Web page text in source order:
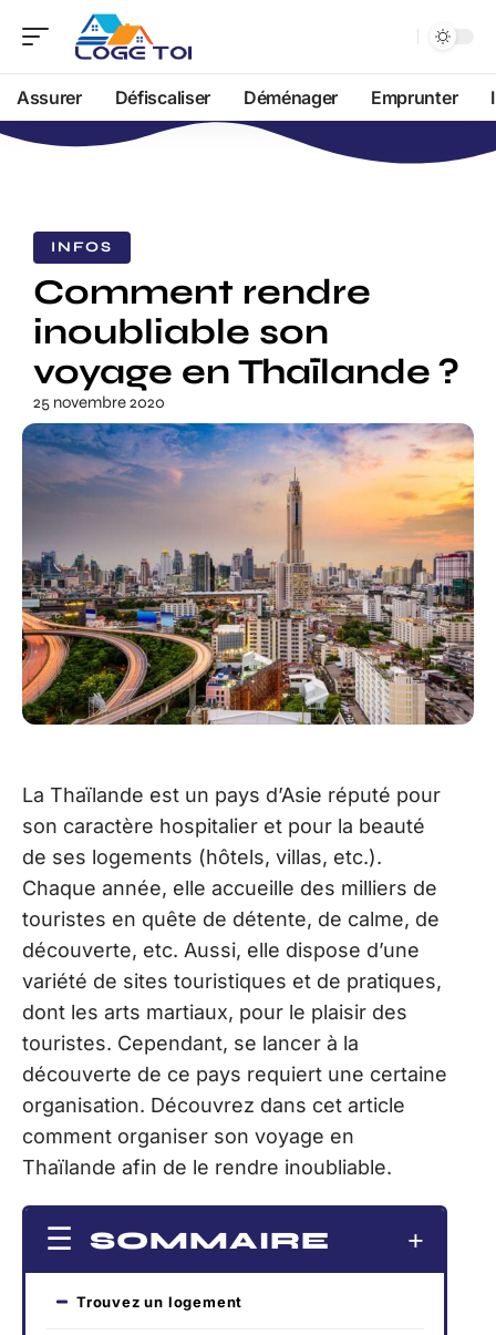
Assurer Défiscaliser Déménager Emprunter
INFOS
Comment rendre
inoubliable son
voyage en Thaïlande ?
25 novembre 2020
La Thaïlande est un pays d’Asie réputé pour
son caractère hospitalier et pour la beauté
de ses logements (hôtels, villas, etc.).
Chaque année, elle accueille des milliers de
touristes en quête de détente, de calme, de
découverte, etc. Aussi, elle dispose d’une
variété de sites touristiques et de pratiques,
dont les arts martiaux, pour le plaisir des
touristes. Cependant, se lancer à la
découverte de ce pays requiert une certaine
organisation. Découvrez dans cet article
comment organiser son voyage en
Thaïlande afin de le rendre inoubliable.
SOMMAIRE
Trouvez un logement